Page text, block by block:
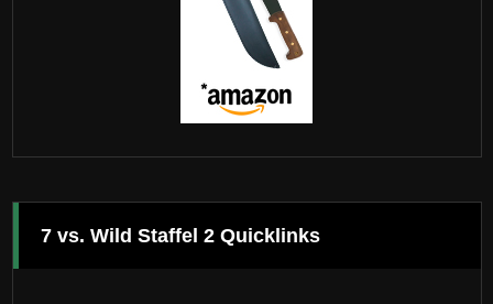
7 vs. Wild Staffel 2 Quicklinks